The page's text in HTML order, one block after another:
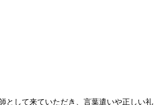
として来ていただき、言葉遣いや正しい礼